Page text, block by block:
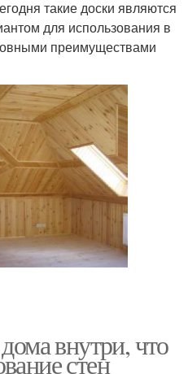
такие доски являются
для использования в
преимуществами
внутри, что
стен